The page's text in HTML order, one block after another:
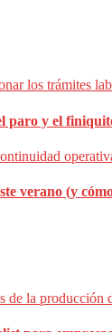
paro y el
verano (y